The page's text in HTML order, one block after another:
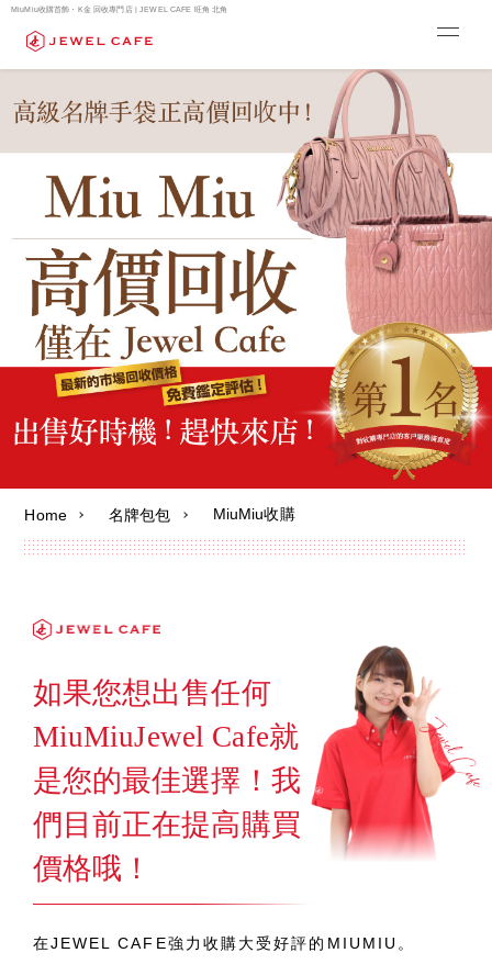
MiuMiu收購首飾・K金 回收專門店 | JEWEL CAFE 旺角 北角
Home 名牌包包 MiuMiu收購
如果您想出售任何
MiuMiuJewel Cafe就
是您的最佳選擇！我
們目前正在提高購買
價格哦！
在JEWEL CAFE強力收購大受好評的MIUMIU。